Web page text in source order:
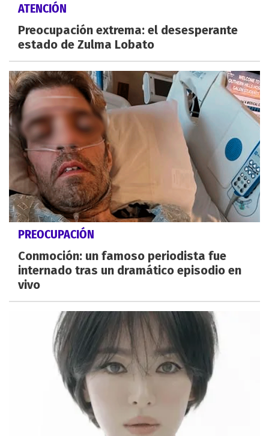
ATENCIÓN
Preocupación extrema: el desesperante
estado de Zulma Lobato
PREOCUPACIÓN
Conmoción: un famoso periodista fue
internado tras un dramático episodio en
vivo